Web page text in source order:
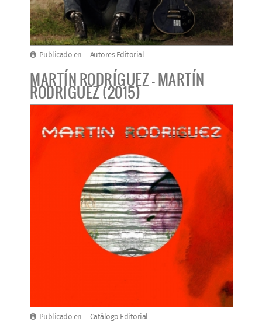
Publicado en Autores Editorial
MARTÍN RODRÍGUEZ - MARTÍN
RODRIGUEZ (2015)
Publicado en Catálogo Editorial